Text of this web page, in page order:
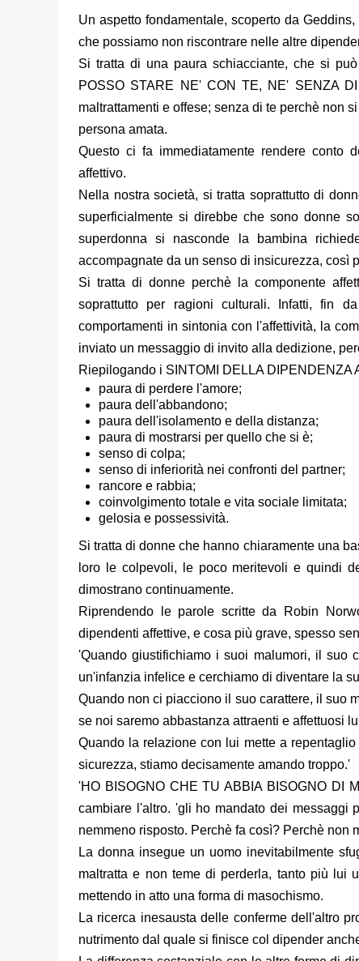
Un aspetto fondamentale, scoperto da
che possiamo non riscontrare nelle altre
Si tratta di una paura schiacciante, che si
POSSO STARE NE' CON TE, NE' SENZA
maltrattamenti e offese; senza di te perchè non
persona amata.
Questo ci fa immediatamente rendere conto
affettivo.
Nella nostra società, si tratta soprattutto di
superficialmente si direbbe che sono donne
superdonna si nasconde la bambina
accompagnate da un senso di insicurezza, così
Si tratta di donne perchè la componente
soprattutto per ragioni culturali. Infatti, fin
comportamenti in sintonia con l'affettività, la
inviato un messaggio di invito alla dedizione,
Riepilogando i SINTOMI DELLA DIPENDENZA
paura di perdere l'amore;
paura dell'abbandono;
paura dell'isolamento e della distanza;
paura di mostrarsi per quello che si è;
senso di colpa;
senso di inferiorità nei confronti del partner;
rancore e rabbia;
coinvolgimento totale e vita sociale limitata;
gelosia e possessività.
Si tratta di donne che hanno chiaramente una
loro le colpevoli, le poco meritevoli e quindi
dimostrano continuamente.
Riprendendo le parole scritte da Robin
dipendenti affettive, e cosa più grave, spesso
'Quando giustifichiamo i suoi malumori, il suo
un'infanzia infelice e cerchiamo di diventare la
Quando non ci piacciono il suo carattere, il suo
se noi saremo abbastanza attraenti e affettuosi
Quando la relazione con lui mette a
sicurezza, stiamo decisamente amando troppo.'
'HO BISOGNO CHE TU ABBIA BISOGNO DI
cambiare l'altro. 'gli ho mandato dei messaggi
nemmeno risposto. Perchè fa così? Perchè non
La donna insegue un uomo inevitabilmente
maltratta e non teme di perderla, tanto più lui
mettendo in atto una forma di masochismo.
La ricerca inesausta delle conferme dell'altro
nutrimento dal quale si finisce col dipender